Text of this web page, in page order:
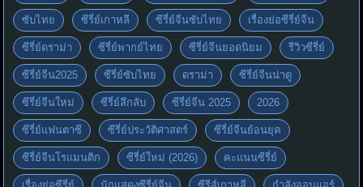
ซับไทย ซีรี่ย์เกาหลี ซีรี่ย์จีนซับไทย เรื่องย่อซีรี่ย์จีน
ซีรี่ย์ดราม่า ซีรี่ย์พากย์ไทย ซีรี่ย์จีนยอดนิยม รีวิวซีรี่ย์
ซีรี่ย์จีน2025 ซีรี่ย์ซับไทย ดราม่า ซีรี่ย์จีนน่าดู
ซีรี่ย์จีนใหม่ ซีรี่ย์ลึกลับ ซีรี่ย์จีน 2025 2026
ซีรี่ย์แฟนตาซี ซีรี่ย์ประวัติศาสตร์ ซีรี่ย์จีนย้อนยุค
ซีรี่ย์จีนโรแมนติก ซีรี่ย์ใหม่ (2026) คะแนนซีรี่ย์